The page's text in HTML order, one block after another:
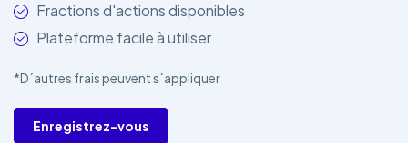
Fractions d'actions disponibles
Plateforme facile à utiliser
*D´autres frais peuvent s´appliquer
Enregistrez-vous